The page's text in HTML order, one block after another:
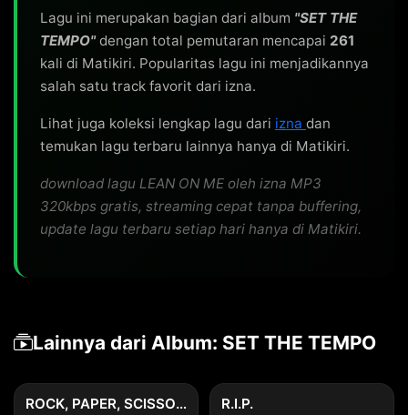
Lagu ini merupakan bagian dari album "SET THE
TEMPO"dengan total pemutaran mencapai 261
kali di Matikiri. Popularitas lagu ini menjadikannya
salah satu track favorit dari izna.
Lihat juga koleksi lengkap lagu dari izna dan
temukan lagu terbaru lainnya hanya di Matikiri.
download lagu LEAN ON ME oleh izna MP3
320kbps gratis, streaming cepat tanpa buffering,
update lagu terbaru setiap hari hanya di Matikiri.
Lainnya dari Album: SET THE TEMPO
ROCK, PAPER, SCISSORS R.I.P.